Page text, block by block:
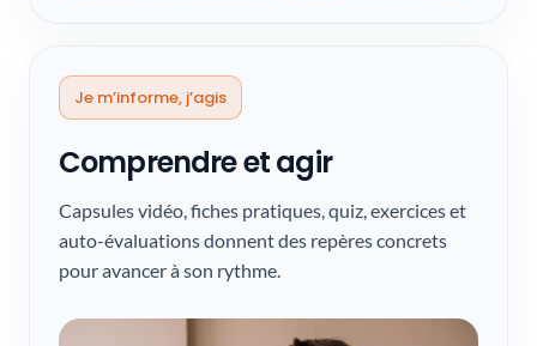
Je m’informe, j’agis
Comprendre et agir
Capsules vidéo, fiches pratiques, quiz, exercices et
auto-évaluations donnent des repères concrets
pour avancer à son rythme.